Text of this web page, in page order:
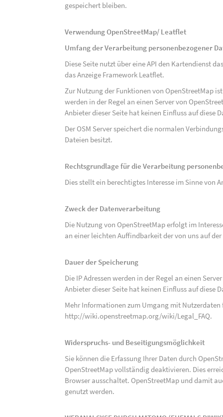
gespeichert bleiben.
Verwendung OpenStreetMap/ Leatflet
Umfang der Verarbeitung personenbezogener
Diese Seite nutzt über eine API den Kartendienst
das Anzeige Framework Leatflet.
Zur Nutzung der Funktionen von OpenStreetMap
werden in der Regel an einen Server von
Anbieter dieser Seite hat keinen Einfluss auf diese
Der OSM Server speichert die normalen
Dateien besitzt.
Rechtsgrundlage für die Verarbeitung
Dies stellt ein berechtigtes Interesse im Sinne von
Zweck der Datenverarbeitung
Die Nutzung von OpenStreetMap erfolgt im
an einer leichten Auffindbarkeit der von uns auf
Dauer der Speicherung
Die IP Adressen werden in der Regel an einen
Anbieter dieser Seite hat keinen Einfluss auf diese
Mehr Informationen zum Umgang mit
http://wiki.openstreetmap.org/wiki/Legal_FAQ.
Widerspruchs- und Beseitigungsmöglichkeit
Sie können die Erfassung Ihrer Daten durch
OpenStreetMap vollständig deaktivieren. Dies
Browser ausschaltet. OpenStreetMap und damit
genutzt werden.